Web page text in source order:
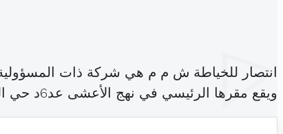
انتصار للخياطة ش م م هي شركة ذات
ويقع مقرها الرئيسي في نهج الأعشى عد6د حي الهدى حي التضامن أريانة (